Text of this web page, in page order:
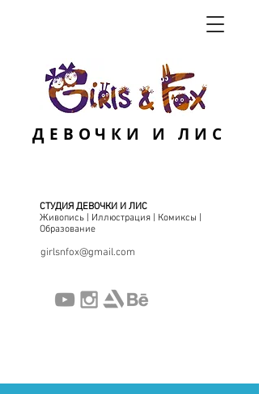
СТУДИЯ ДЕВОЧКИ И ЛИС
Живопись | Иллюстрация | Комиксы |
Образование
girlsnfox@gmail.com
ДЕВОЧКИ И ЛИС